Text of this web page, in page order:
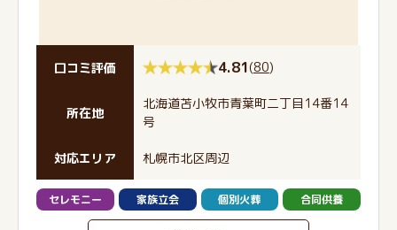
口コミ評価 4.81(80)
所在地
北海道苫小牧市青葉町二丁目14番14
号
対応エリア 札幌市北区周辺
セレモニー 家族立会 個別火葬 合同供養